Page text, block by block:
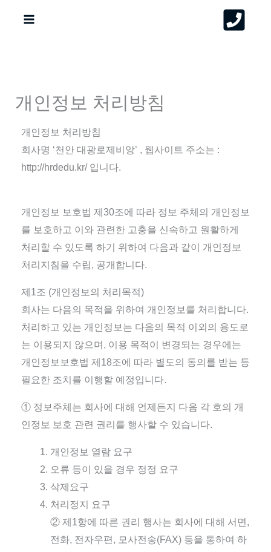
개인정보 처리방침
개인정보 처리방침
회사명 ‘천안 대광로제비앙’ , 웹사이트 주소는 :
http://hrdedu.kr/ 입니다.
개인정보 보호법 제30조에 따라 정보 주체의 개인정보
를 보호하고 이와 관련한 고충을 신속하고 원활하게
처리할 수 있도록 하기 위하여 다음과 같이 개인정보
처리지침을 수립, 공개합니다.
제1조 (개인정보의 처리목적)
회사는 다음의 목적을 위하여 개인정보를 처리합니다.
처리하고 있는 개인정보는 다음의 목적 이외의 용도로
는 이용되지 않으며, 이용 목적이 변경되는 경우에는
개인정보보호법 제18조에 따라 별도의 동의를 받는 등
필요한 조치를 이행할 예정입니다.
① 정보주체는 회사에 대해 언제든지 다음 각 호의 개
인정보 보호 관련 권리를 행사할 수 있습니다.
개인정보 열람 요구
오류 등이 있을 경우 정정 요구
삭제요구
처리정지 요구
② 제1항에 따른 권리 행사는 회사에 대해 서면,
전화, 전자우편, 모사전송(FAX) 등을 통하여 하